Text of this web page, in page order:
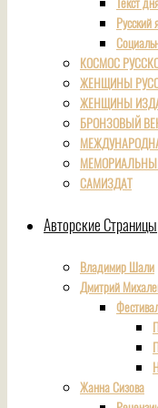
Русский
КОСМОС
ЖЕНЩИНЫ
ЖЕНЩИНЫ
БРОНЗОВЫЙ
САМИЗДАТ
Авторские Страницы
Владимир Шали
Дмитрий
Жанна Сизова